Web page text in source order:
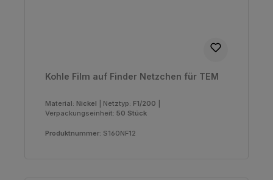
Kohle Film auf Finder Netzchen für TEM
Material: Nickel Netztyp: F1/200
Verpackungseinheit: 50 Stück
Produktnummer: S160NF12